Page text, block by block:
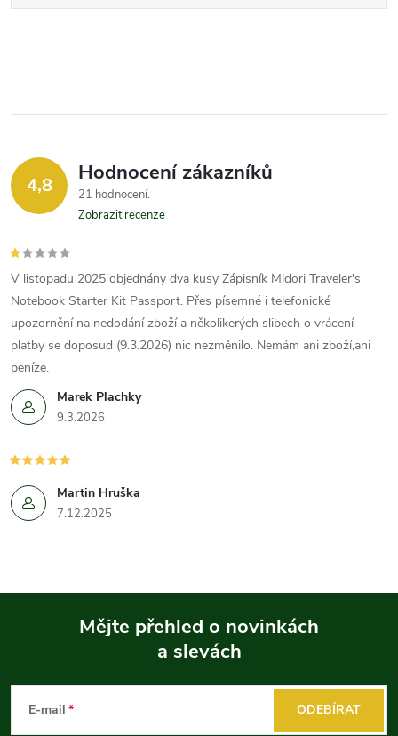
4,8 Hodnocení zákazníků
21 hodnocení
Zobrazit recenze
Marek Plachky
9.3.2026
V listopadu 2025 objednány dva kusy Zápisník Midori Traveler's
Notebook Starter Kit Passport. Přes písemné i telefonické
upozornění na nedodání zboží a několikerých slibech o vrácení
platby se doposud (9.3.2026) nic nezměnilo. Nemám ani zboží,ani
peníze.
Martin Hruška
7.12.2025
Mějte přehled o novinkách
a slevách
E-mail ODEBÍRAT